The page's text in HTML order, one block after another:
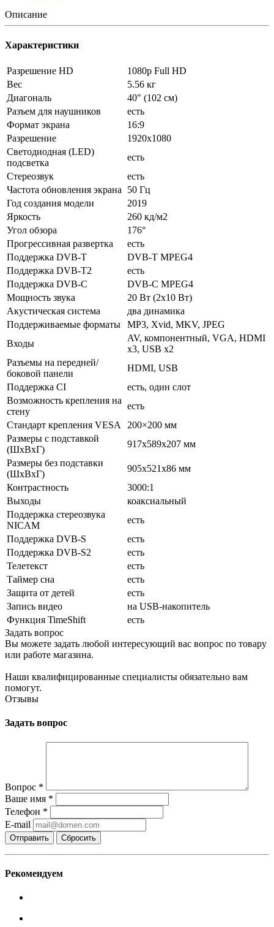
Описание
Характеристики
Разрешение HD
1080p Full HD
Вес
5.56 кг
Диагональ
40" (102 см)
Разъем для наушников
есть
Формат экрана
16:9
Разрешение
1920x1080
Светодиодная (LED)
подсветка
есть
Стереозвук
есть
Частота обновления экрана
50 Гц
Год создания модели
2019
Яркость
260 кд/м2
Угол обзора
176°
Прогрессивная развертка
есть
Поддержка DVB-T
DVB-T MPEG4
Поддержка DVB-T2
есть
Поддержка DVB-C
DVB-C MPEG4
Мощность звука
20 Вт (2х10 Вт)
Акустическая система
два динамика
Поддерживаемые форматы
MP3, Xvid, MKV, JPEG
Входы
AV, компонентный, VGA, HDMI
x3, USB x2
Разъемы на передней/
боковой панели
HDMI, USB
Поддержка CI
есть, один слот
Возможность крепления на
стену
есть
Стандарт крепления VESA
200×200 мм
Размеры с подставкой
(ШxВxГ)
917x589x207 мм
Размеры без подставки
(ШxВxГ)
905x521x86 мм
Контрастность
3000:1
Выходы
коаксиальный
Поддержка стереозвука
NICAM
есть
Поддержка DVB-S
есть
Поддержка DVB-S2
есть
Телетекст
есть
Таймер сна
есть
Защита от детей
есть
Запись видео
на USB-накопитель
Функция TimeShift
есть
Задать вопрос
Вы можете задать любой интересующий вас вопрос по товару
или работе магазина.
Наши квалифицированные специалисты обязательно вам
помогут.
Отзывы
Задать вопрос
Вопрос *
Ваше имя *
Телефон *
E-mail
Сбросить
Рекомендуем